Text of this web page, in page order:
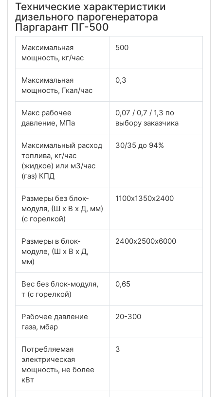
Технические характеристики
дизельного парогенератора
Паргарант ПГ-500
Максимальная
мощность, кг/час
500
Максимальная
мощность, Гкал/час
0,3
Макс рабочее
давление, МПа
0,07 / 0,7 / 1,3 по
выбору заказчика
Максимальный расход
топлива, кг/час
(жидкое) или м3/час
(газ) КПД
30/35 до 94%
Размеры без блок-
модуля, (Ш х В х Д, мм)
(с горелкой)
1100х1350х2400
Размеры в блок-
модуле, (Ш х В х Д,
мм)
2400х2500х6000
Вес без блок-модуля,
т (с горелкой)
0,65
Рабочее давление
газа, мбар
20-300
Потребляемая
электрическая
мощность, не более
кВт
3